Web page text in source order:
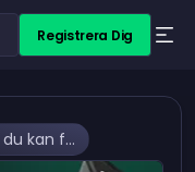
Registrera Dig
Hur du kan få gratis ädelstenar i Merge Dragons